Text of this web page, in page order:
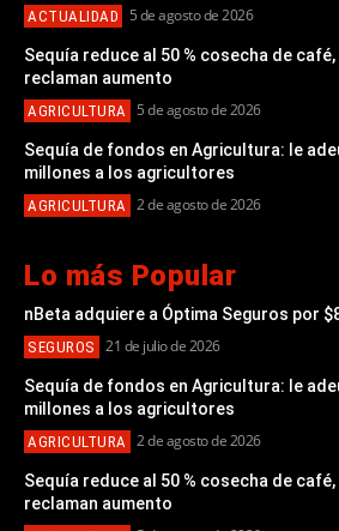
ACTUALIDAD 5 de agosto de 2026
Sequía reduce al 50 % cosecha de
reclaman aumento
AGRICULTURA 5 de agosto de 2026
Sequía de fondos en Agricultura: le
millones a los agricultores
AGRICULTURA 2 de agosto de 2026
Lo más Popular
nBeta adquiere a Óptima Seguros por
SEGUROS 21 de julio de 2026
Sequía de fondos en Agricultura: le
millones a los agricultores
AGRICULTURA 2 de agosto de 2026
Sequía reduce al 50 % cosecha de
reclaman aumento